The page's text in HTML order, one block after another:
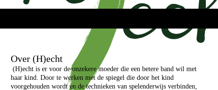
Over (H)echt
(H)echt is er voor de onzekere moeder die een betere band wil met
haar kind. Door te werken met de spiegel die door het kind
voorgehouden wordt en de technieken van spelenderwijs verbinden,